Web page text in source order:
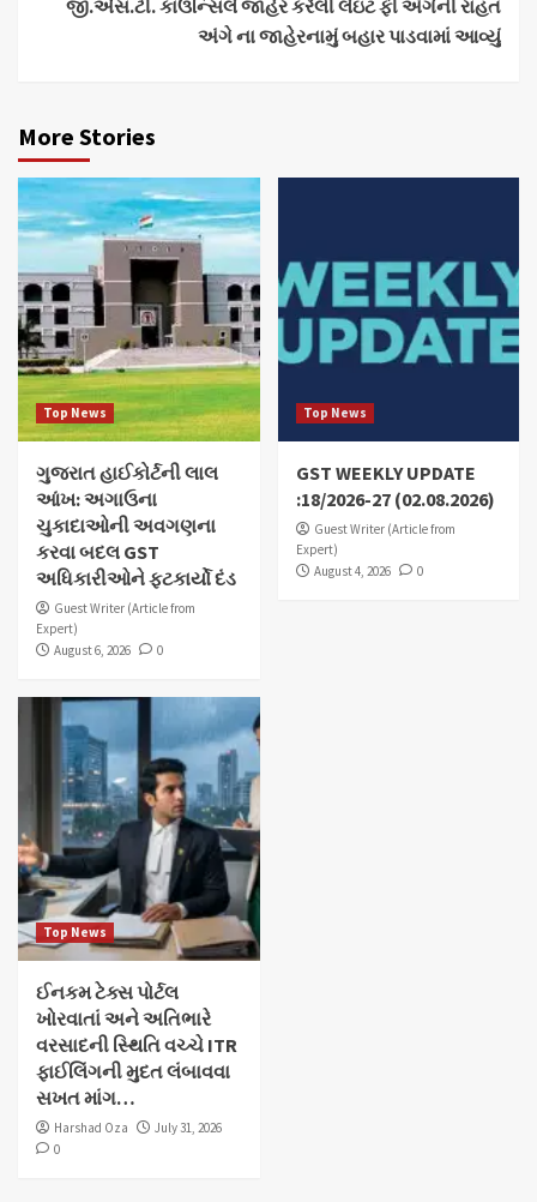
જી.એસ.ટી. કાઉન્સિલે જાહેર કરેલી લેઇટ ફી અંગેની રાહત
અંગે ના જાહેરનામું બહાર પાડવામાં આવ્યું
More Stories
Top News
ગુજરાત હાઈકોર્ટની લાલ
આંખ: અગાઉના
ચુકાદાઓની અવગણના
કરવા બદલ GST
અધિકારીઓને ફટકાર્યો દંડ
Guest Writer (Article from
Expert)
August 6, 2026
0
Top News
GST WEEKLY UPDATE
:18/2026-27 (02.08.2026)
Guest Writer (Article from
Expert)
August 4, 2026
0
Top News
ઈનકમ ટેક્સ પોર્ટલ
ખોરવાતાં અને અતિભારે
વરસાદની સ્થિતિ વચ્ચે ITR
ફાઈલિંગની મુદત લંબાવવા
સખત માંગ…
Harshad Oza
July 31, 2026
0